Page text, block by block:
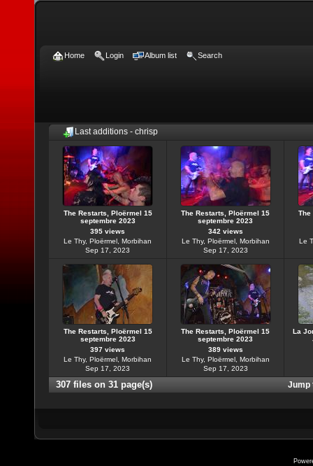
Home Login Album list Search
Last additions - chrisp
The Restarts, Ploërmel 15
septembre 2023
395 views
Le Thy, Ploërmel, Morbihan
Sep 17, 2023
The Restarts, Ploërmel 15
septembre 2023
342 views
Le Thy, Ploërmel, Morbihan
Sep 17, 2023
The
Le
The Restarts, Ploërmel 15
septembre 2023
397 views
Le Thy, Ploërmel, Morbihan
Sep 17, 2023
The Restarts, Ploërmel 15
septembre 2023
389 views
Le Thy, Ploërmel, Morbihan
Sep 17, 2023
La
307 files on 31 page(s) Jump